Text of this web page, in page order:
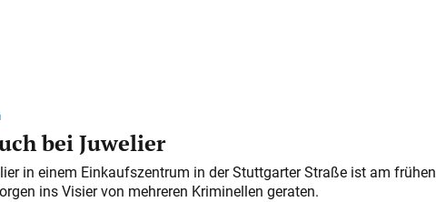
bei Juwelier
in einem Einkaufszentrum in der Stuttgarter Straße ist am frühen
ins Visier von mehreren Kriminellen geraten.